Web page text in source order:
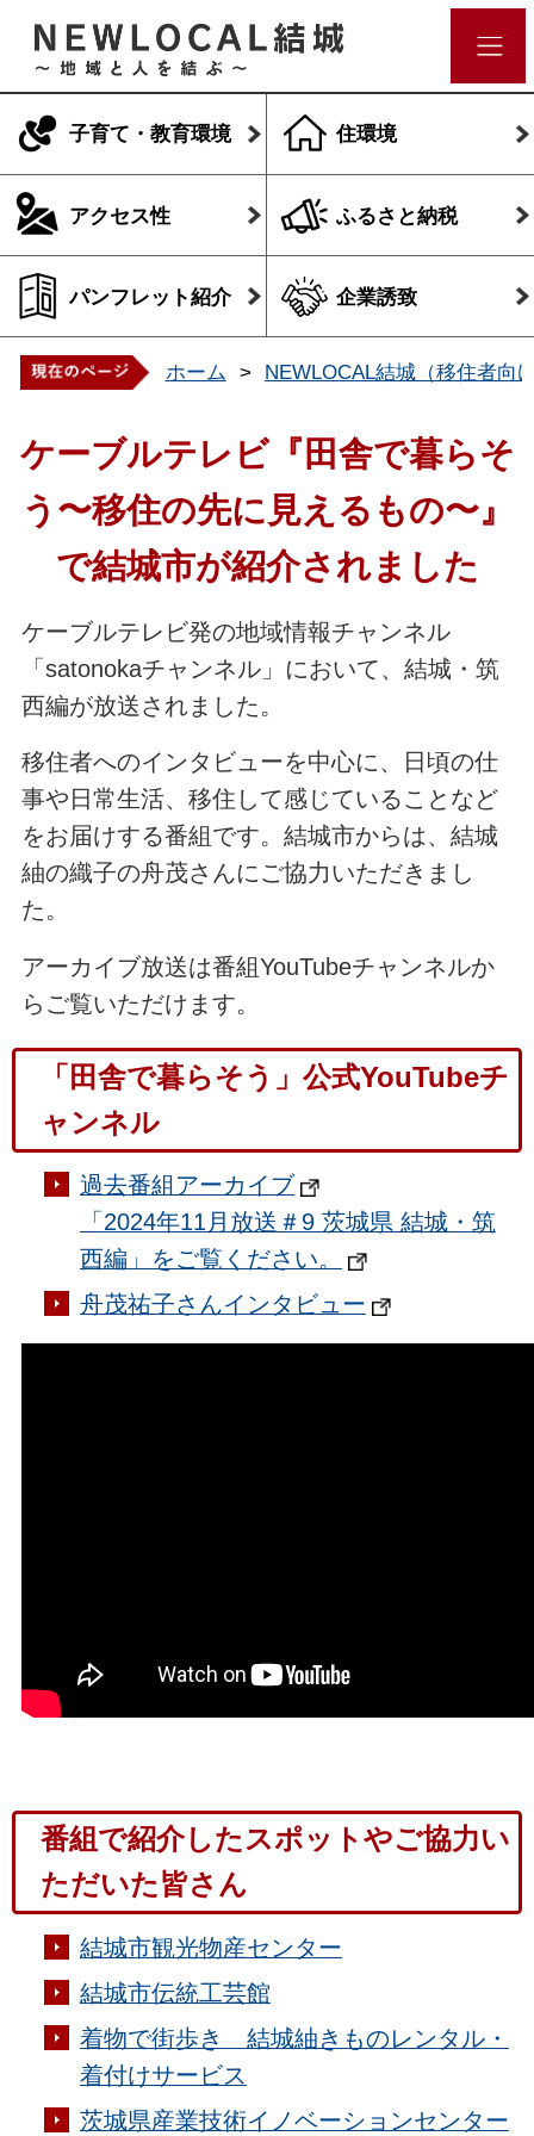
子育て・教育環境 住環境
アクセス性 ふるさと納税
パンフレット紹介 企業誘致
ホーム NEWLOCAL結城（移住者向
ケーブルテレビ『田舎で暮らそ
う〜移住の先に見えるもの〜』
で結城市が紹介されました
ケーブルテレビ発の地域情報チャンネル
「satonokaチャンネル」において、結城・筑
西編が放送されました。
移住者へのインタビューを中心に、日頃の仕
事や日常生活、移住して感じていることなど
をお届けする番組です。結城市からは、結城
紬の織子の舟茂さんにご協力いただきまし
た。
アーカイブ放送は番組YouTubeチャンネルか
らご覧いただけます。
「田舎で暮らそう」公式YouTubeチ
ャンネル
過去番組アーカイブ
「2024年11月放送＃9 茨城県 結城・筑
西編」をご覧ください。
舟茂祐子さんインタビュー
番組で紹介したスポットやご協力い
ただいた皆さん
結城市観光物産センター
結城市伝統工芸館
着物で街歩き 結城紬きものレンタル・
着付けサービス
茨城県産業技術イノベーションセンター